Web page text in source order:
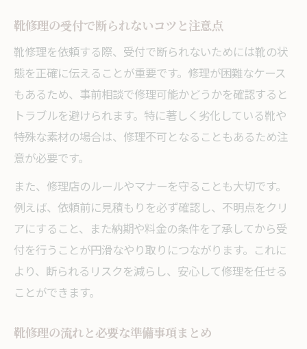
靴修理の受付で断られないコツと注意点
靴修理を依頼する際、受付で断られないためには靴の状
態を正確に伝えることが重要です。修理が困難なケース
もあるため、事前相談で修理可能かどうかを確認すると
トラブルを避けられます。特に著しく劣化している靴や
特殊な素材の場合は、修理不可となることもあるため注
意が必要です。
また、修理店のルールやマナーを守ることも大切です。
例えば、依頼前に見積もりを必ず確認し、不明点をクリ
アにすること、また納期や料金の条件を了承してから受
付を行うことが円滑なやり取りにつながります。これに
より、断られるリスクを減らし、安心して修理を任せる
ことができます。
靴修理の流れと必要な準備事項まとめ